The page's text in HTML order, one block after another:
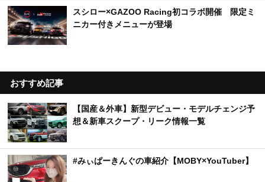
スシロー×GAZOO Racing初コラボ開催 限定ミ
ニカー付きメニューが登場
おすすめ記事
【国産＆外車】新型デビュー・モデルチェンジ予
想＆新車スクープ・リーク情報一覧
#みぃぱーきんぐの車紹介【MOBY×YouTuber】